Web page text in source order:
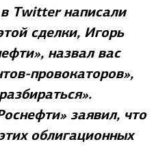
Twitter написали
сделки, Игорь
назвал вас
провокаторов»,
заявил, что
облигационных